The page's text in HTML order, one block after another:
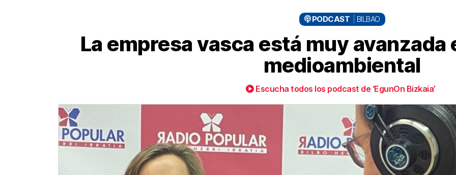
PODCAST BILBAO
La empresa vasca está muy
medioambiental
Escucha todos los podcast de ‘EgunOn Bizkaia’